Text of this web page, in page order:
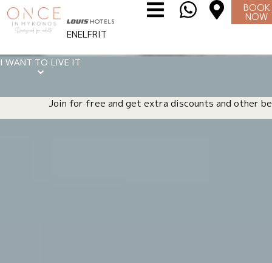
ENELFRIT
BOOK
NOW
Join for free and get extra discounts and other
I WANT TO LIVE IT
⌄